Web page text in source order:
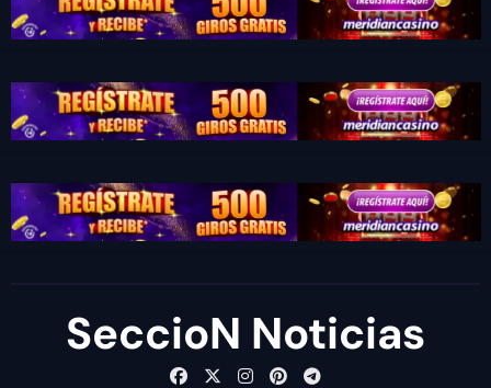
SeccioN Noticias